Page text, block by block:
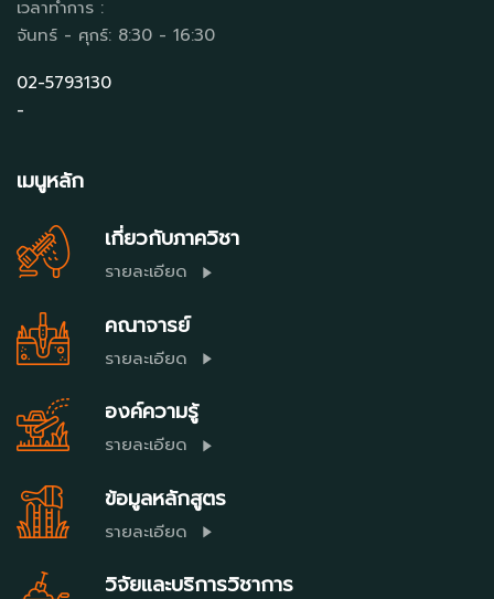
เวลาทำการ :
จันทร์ - ศุกร์: 8:30 - 16:30
02-5793130
-
เมนูหลัก
เกี่ยวกับภาควิชา
รายละเอียด
คณาจารย์
รายละเอียด
องค์ความรู้
รายละเอียด
ข้อมูลหลักสูตร
รายละเอียด
วิจัยและบริการวิชาการ